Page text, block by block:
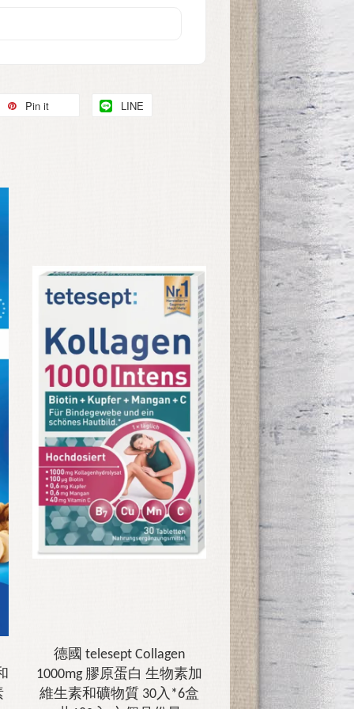
Pin it LINE
德國 telesept Collagen
1000mg 膠原蛋白 生物素加
維生素和礦物質 30入*6盒